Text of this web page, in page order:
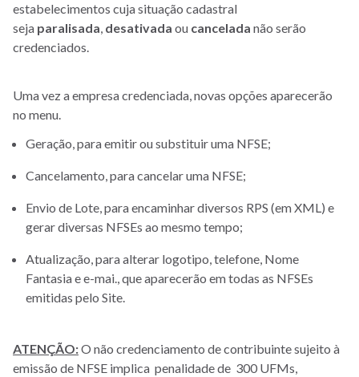
estabelecimentos cuja situação cadastral
seja paralisada, desativada ou cancelada não serão
credenciados.
Uma vez a empresa credenciada, novas opções aparecerão
no menu.
Geração, para emitir ou substituir uma NFSE;
Cancelamento, para cancelar uma NFSE;
Envio de Lote, para encaminhar diversos RPS (em XML) e
gerar diversas NFSEs ao mesmo tempo;
Atualização, para alterar logotipo, telefone, Nome
Fantasia e e-mai., que aparecerão em todas as NFSEs
emitidas pelo Site.
ATENÇÃO:O não credenciamento de contribuinte sujeito à
emissão de NFSE implica penalidade de 300 UFMs,